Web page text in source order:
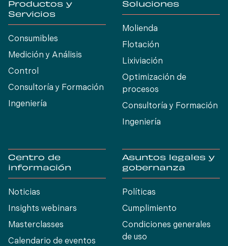
Productos y
Servicios
Consumibles
Medición y Análisis
Control
Consultoría y Formación
Ingeniería
Soluciones
Molienda
Flotación
Lixiviación
Optimización de
procesos
Consultoría y Formación
Ingeniería
Centro de
información
Noticias
Insights webinars
Masterclasses
Calendario de eventos
Asuntos legales y
gobernanza
Políticas
Cumplimiento
Condiciones generales
de uso